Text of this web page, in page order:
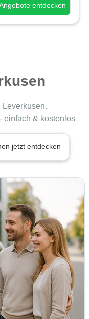
entdecken
Leverkusen.
einfach & kostenlos
jetzt entdecken